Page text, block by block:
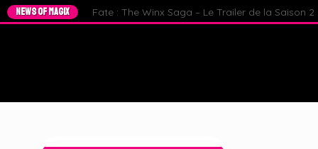
NEWS OF MAGIX Fate : The Winx Saga – Le Trailer de la Saison